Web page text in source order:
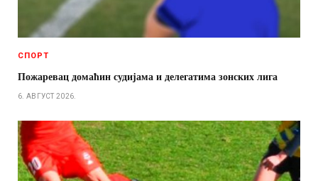
СПОРТ
Пожаревац домаћин судијама и делегатима зонских лига
6. АВГУСТ 2026.